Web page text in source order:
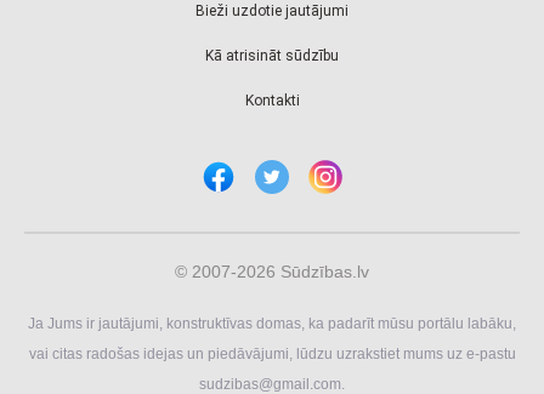
Bieži uzdotie jautājumi
Kā atrisināt sūdzību
Kontakti
© 2007-2026 Sūdzības.lv
Ja Jums ir jautājumi, konstruktīvas domas, ka padarīt mūsu portālu labāku,
vai citas radošas idejas un piedāvājumi, lūdzu uzrakstiet mums uz e-pastu
sudzibas@gmail.com